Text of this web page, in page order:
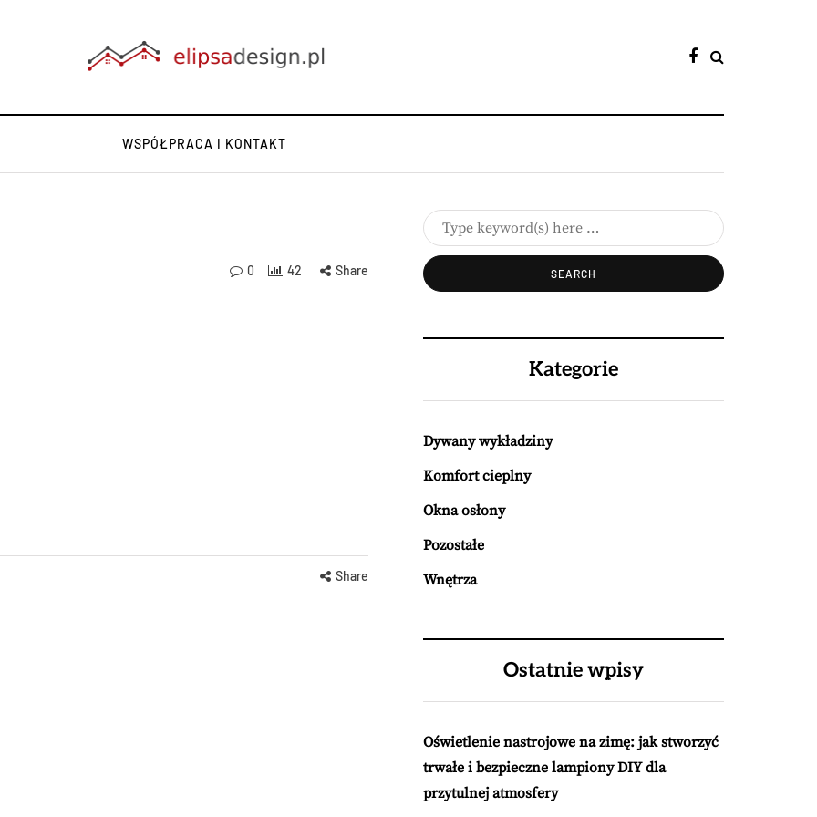
WSPÓŁPRACA I KONTAKT
0 42 Share
Share
Kategorie
Dywany wykładziny
Komfort cieplny
Okna osłony
Pozostałe
Wnętrza
Ostatnie wpisy
Oświetlenie nastrojowe na zimę: jak stworzyć
trwałe i bezpieczne lampiony DIY dla
przytulnej atmosfery